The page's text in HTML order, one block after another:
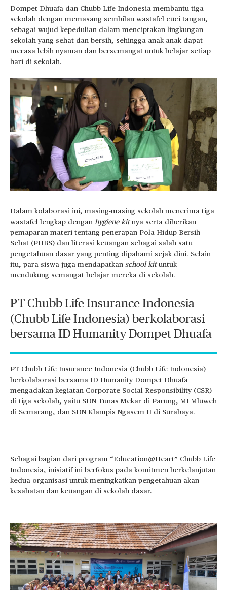
Dompet Dhuafa dan Chubb Life Indonesia membantu tiga
sekolah dengan memasang sembilan wastafel cuci tangan,
sebagai wujud kepedulian dalam menciptakan lingkungan
sekolah yang sehat dan bersih, sehingga anak-anak dapat
merasa lebih nyaman dan bersemangat untuk belajar setiap
hari di sekolah.
Dalam kolaborasi ini, masing-masing sekolah menerima tiga
wastafel lengkap dengan hygiene kitnya serta diberikan
pemaparan materi tentang penerapan Pola Hidup Bersih
Sehat (PHBS) dan literasi keuangan sebagai salah satu
pengetahuan dasar yang penting dipahami sejak dini. Selain
itu, para siswa juga mendapatkan school kituntuk
mendukung semangat belajar mereka di sekolah.
PT Chubb Life Insurance Indonesia
(Chubb Life Indonesia) berkolaborasi
bersama ID Humanity Dompet Dhuafa
PT Chubb Life Insurance Indonesia (Chubb Life Indonesia)
berkolaborasi bersama ID Humanity Dompet Dhuafa
mengadakan kegiatan Corporate Social Responsibility (CSR)
di tiga sekolah, yaitu SDN Tunas Mekar di Parung, MI Mluweh
di Semarang, dan SDN Klampis Ngasem II di Surabaya.
Sebagai bagian dari program “Education@Heart” Chubb Life
Indonesia, inisiatif ini berfokus pada komitmen berkelanjutan
kedua organisasi untuk meningkatkan pengetahuan akan
kesahatan dan keuangan di sekolah dasar.